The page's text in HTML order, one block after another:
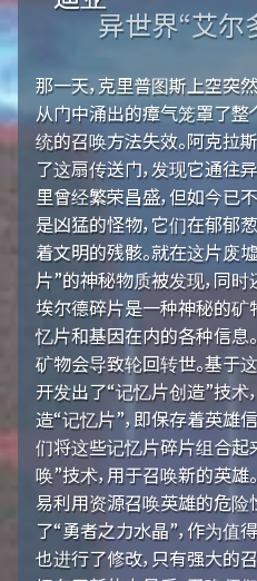
异世界“艾尔
那一天，克里普图斯上空突
从门中涌出的瘴气笼罩了整
统的召唤方法失效。阿克拉
了这扇传送门，发现它通往
里曾经繁荣昌盛，但如今已
是凶猛的怪物，它们在郁郁
着文明的残骸。就在这片废
片”的神秘物质被发现，同
埃尔德碎片是一种神秘的矿
忆片和基因在内的各种信息
矿物会导致轮回转世。基于
开发出了“记忆片创造”技术
造“记忆片”，即保存着英雄
们将这些记忆片碎片组合起
唤”技术，用于召唤新的英雄
易利用资源召唤英雄的危险
了“勇者之力水晶”，作为值
也进行了修改，只有强大的